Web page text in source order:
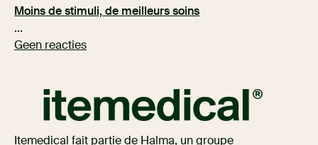
Moins de stimuli, de meilleurs soins
...
Geen reacties
Itemedical fait partie de Halma, un groupe